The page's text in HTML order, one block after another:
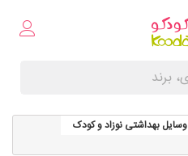
وسایل بهداشتی نوزاد و کودک